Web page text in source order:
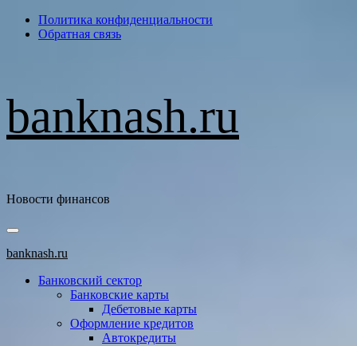
ПерейтиПолитика конфиденциальности
Обратная связь
banknash.ru
Новости финансов
Основное
меню
banknash.ru
Банковский сектор
Банковские карты
Дебетовые карты
Оформление кредитов
Автокредиты